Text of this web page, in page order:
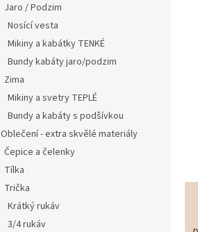
Jaro / Podzim
Nosící vesta
Mikiny a kabátky TENKÉ
Bundy kabáty jaro/podzim
Zima
Mikiny a svetry TEPLÉ
Bundy a kabáty s podšívkou
Oblečení - extra skvělé materiály
Čepice a čelenky
Tílka
Trička
Krátký rukáv
3/4 rukáv